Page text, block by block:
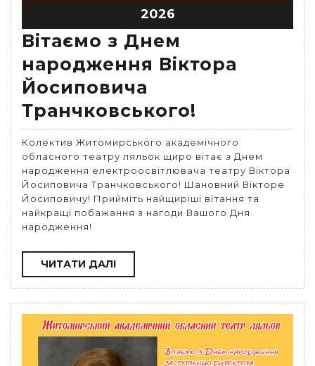
2026
Вітаємо з Днем
народження Віктора
Йосиповича
Транчковського!
Колектив Житомирського академічного
обласного театру ляльок щиро вітає з Днем
народження електроосвітлювача театру Віктора
Йосиповича Транчковського! Шановний Вікторе
Йосиповичу! Прийміть найщиріші вітання та
найкращі побажання з нагоди Вашого Дня
народження!
ЧИТАТИ ДАЛІЧИТАТИ
ДАЛІ